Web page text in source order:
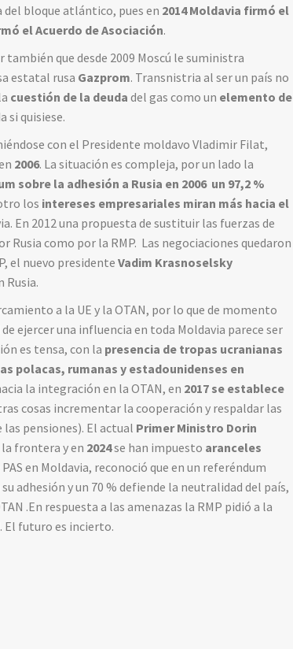
bloque atlántico, pues en 2014 Moldavia firmó el
el Acuerdo de Asociación.
también que desde 2009 Moscú le suministra
estatal rusa Gazprom. Transnistria al ser un país no
cuestión de la deuda del gas como un elemento de
si quisiese.
con el Presidente moldavo Vladimir Filat,
2006. La situación es compleja, por un lado la
sobre la adhesión a Rusia en 2006 un 97,2 %
los intereses empresariales miran más hacia el
En 2012 una propuesta de sustituir las fuerzas de
como por la RMP. Las negociaciones quedaron
el nuevo presidenteVadim Krasnoselsky
Rusia.
a la UE y la OTAN, por lo que de momento
ejercer una influencia en toda Moldavia parece ser
es tensa, con la presencia de tropas ucranianas
polacas, rumanas y estadounidenses en
la integración en la OTAN, en 2017 se establece
cosas incrementar la cooperación y respaldar las
pensiones). El actual Primer Ministro Dorin
frontera y en 2024se han impuesto aranceles
en Moldavia, reconoció que en un referéndum
adhesión y un 70 % defiende la neutralidad del país,
.En respuesta a las amenazas la RMP pidió a la
El futuro es incierto.